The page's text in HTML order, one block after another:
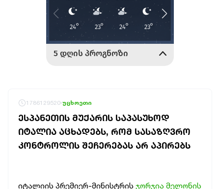
1786129520 უცხოეთი
ᲔᲡᲞᲐᲜᲔᲗᲘᲡ ᲛᲣᲥᲐᲠᲘᲡ ᲡᲐᲞᲐᲡᲣᲮᲝᲓ
ᲘᲢᲐᲚᲘᲐ ᲐᲪᲮᲐᲓᲔᲑᲡ, ᲠᲝᲛ ᲡᲐᲡᲐᲖᲦᲕᲠᲝ
ᲙᲝᲜᲢᲠᲝᲚᲘᲡ ᲨᲔᲩᲔᲠᲔᲑᲐᲡ ᲐᲠ ᲐᲞᲘᲠᲔᲑᲡ
იტალიის პრემიერ-მინისტრის ჯორჯია მელონის